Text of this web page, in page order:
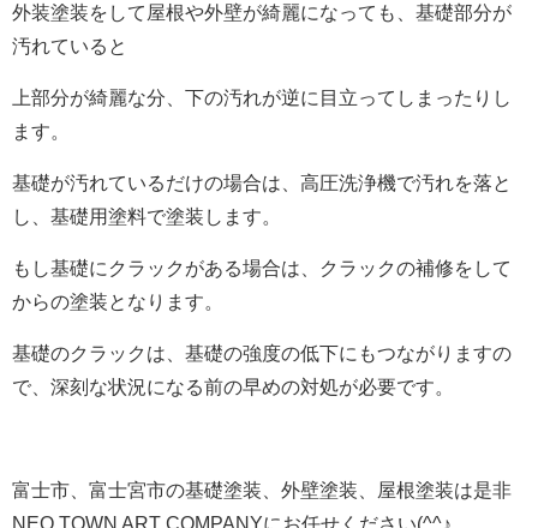
外装塗装をして屋根や外壁が綺麗になっても、基礎部分が
汚れていると
上部分が綺麗な分、下の汚れが逆に目立ってしまったりし
ます。
基礎が汚れているだけの場合は、高圧洗浄機で汚れを落と
し、基礎用塗料で塗装します。
もし基礎にクラックがある場合は、クラックの補修をして
からの塗装となります。
基礎のクラックは、基礎の強度の低下にもつながりますの
で、深刻な状況になる前の早めの対処が必要です。
富士市、富士宮市の基礎塗装、外壁塗装、屋根塗装は是非